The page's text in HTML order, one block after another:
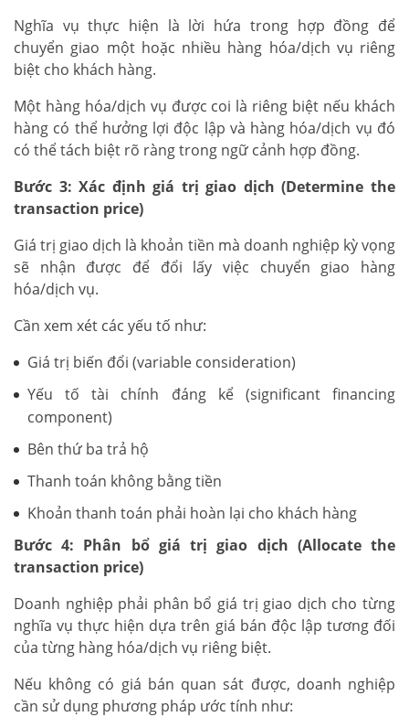
Nghĩa vụ thực hiện là lời hứa trong hợp đồng để
chuyển giao một hoặc nhiều hàng hóa/dịch vụ riêng
biệt cho khách hàng.
Một hàng hóa/dịch vụ được coi là riêng biệt nếu khách
hàng có thể hưởng lợi độc lập và hàng hóa/dịch vụ đó
có thể tách biệt rõ ràng trong ngữ cảnh hợp đồng.
Bước 3: Xác định giá trị giao dịch (Determine the
transaction price)
Giá trị giao dịch là khoản tiền mà doanh nghiệp kỳ vọng
sẽ nhận được để đổi lấy việc chuyển giao hàng
hóa/dịch vụ.
Cần xem xét các yếu tố như:
Giá trị biến đổi (variable consideration)
Yếu tố tài chính đáng kể (significant financing
component)
Bên thứ ba trả hộ
Thanh toán không bằng tiền
Khoản thanh toán phải hoàn lại cho khách hàng
Bước 4: Phân bổ giá trị giao dịch (Allocate the
transaction price)
Doanh nghiệp phải phân bổ giá trị giao dịch cho từng
nghĩa vụ thực hiện dựa trên giá bán độc lập tương đối
của từng hàng hóa/dịch vụ riêng biệt.
Nếu không có giá bán quan sát được, doanh nghiệp
cần sử dụng phương pháp ước tính như: